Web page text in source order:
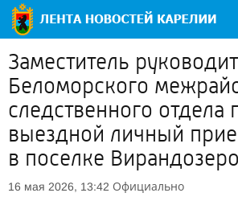
Заместитель
Беломорского
следственного отдела
выездной личный
в поселке Вирандозеро
16 мая 2026, 13:42 Официально